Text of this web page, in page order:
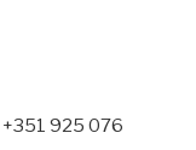
+351 925 076